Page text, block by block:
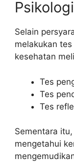
Psikologi
Selain
melakukan
kesehatan
Tes
Tes
Tes
Sementara
mengetahui